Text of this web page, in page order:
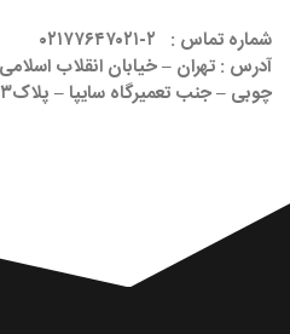
شماره تماس : ۲-۰۲۱۷۷۶۴۷۰۲۱
آدرس : تهران – خیابان انقلاب
چوبی – جنب تعمیرگاه سایپا – پلاک۱۷۳ طبقه سوم واحد۱۴